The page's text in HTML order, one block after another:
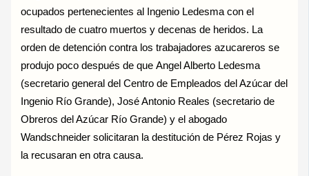
ocupados pertenecientes al Ingenio Ledesma con el
resultado de cuatro muertos y decenas de heridos. La
orden de detención contra los trabajadores azucareros se
produjo poco después de que Angel Alberto Ledesma
(secretario general del Centro de Empleados del Azúcar del
Ingenio Río Grande), José Antonio Reales (secretario de
Obreros del Azúcar Río Grande) y el abogado
Wandschneider solicitaran la destitución de Pérez Rojas y
la recusaran en otra causa.